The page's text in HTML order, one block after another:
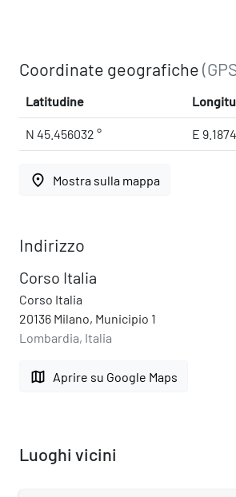
Coordinate geografiche
Latitudine
N 45.456032 ° E
place Mostra sulla mappa
Indirizzo
Corso Italia
Corso Italia
20136 Milano, Municipio 1
Lombardia, Italia
map Aprire su Google Maps
Luoghi vicini